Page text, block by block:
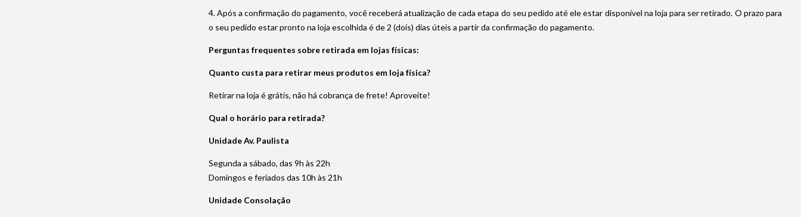
4. Após a confirmação do pagamento, você receberá atualização de cada etapa do seu pedido até ele estar disponível na loja para ser retirado. O prazo para
o seu pedido estar pronto na loja escolhida é de 2 (dois) dias úteis a partir da confirmação do pagamento.
Perguntas frequentes sobre retirada em lojas físicas:
Quanto custa para retirar meus produtos em loja física?
Retirar na loja é grátis, não há cobrança de frete! Aproveite!
Qual o horário para retirada?
Unidade Av. Paulista
Segunda a sábado, das 9h às 22h
Domingos e feriados das 10h às 21h
Unidade Consolação